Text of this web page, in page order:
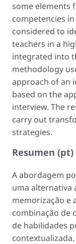
some elements
competencies
considered to
teachers in a
integrated into
methodology
approach of an
based on the
interview. The
carry out
strategies.
Resumen (pt)
A abordagem
uma alternativa
memorização e
combinação de
de habilidades